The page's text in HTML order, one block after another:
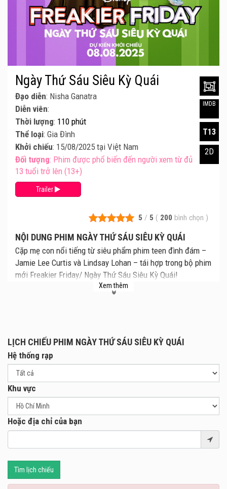
5 / 5 ( 200 bình chọn )
NỘI DUNG PHIM NGÀY THỨ SÁU SIÊU KỲ QUÁI
Cặp mẹ con nổi tiếng từ siêu phẩm phim teen đình đám –
Jamie Lee Curtis và Lindsay Lohan – tái hợp trong bộ phim
mới Freakier Friday/ Ngày Thứ Sáu Siêu Kỳ Quái!
Năm 2003, Freaky Friday dưới sự chỉ đạo của đạo diễn
phim tuổi teen.
Sau hơn hai thập kỷ, Freakier Friday quay trở lại với phiên
bản còn điên rồ, rối ren và vui nhộn hơn bao giờ hết.
Freakier Friday/ Ngày Thứ Sáu Siêu Kỳ Quái dự kiến công
chiếu vào ngày 08.08.2025 tại các rạp chiếu phim trên
toàn quốc.
Xem thêm
Ngày Thứ Sáu Siêu Kỳ Quái
Đạo diễn: Nisha Ganatra
Diễn viên:
Thời lượng: 110 phút
Thể loại: Gia Đình
Khởi chiếu: 15/08/2025 tại Việt Nam
Đối tượng: Phim được phổ biến đến người xem từ đủ
13 tuổi trở lên (13+)
Trailer
IMDB
T13
2D
LỊCH CHIẾU PHIM NGÀY THỨ SÁU SIÊU KỲ QUÁI
Hệ thống rạp
Khu vực
Hoặc địa chỉ của bạn
Tìm lịch chiếu